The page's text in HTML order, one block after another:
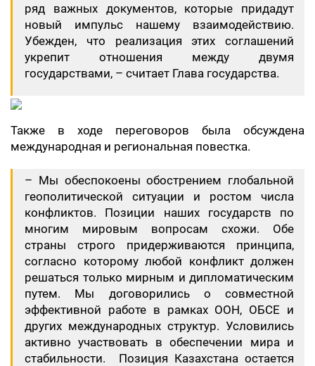
ряд важных документов, которые придадут
новый импульс нашему взаимодействию.
Убежден, что реализация этих соглашений
укрепит отношения между двумя
государствами, – считает Глава государства.
​Также в ходе переговоров была обсуждена
международная и региональная повестка.
– Мы обеспокоены обострением глобальной
геополитической ситуации и ростом числа
конфликтов. Позиции наших государств по
многим мировым вопросам схожи. Обе
страны строго придерживаются принципа,
согласно которому любой конфликт должен
решаться только мирным и дипломатическим
путем. Мы договорились о совместной
эффективной работе в рамках ООН, ОБСЕ и
других международных структур. Условились
активно участвовать в обеспечении мира и
стабильности. Позиция Казахстана остается